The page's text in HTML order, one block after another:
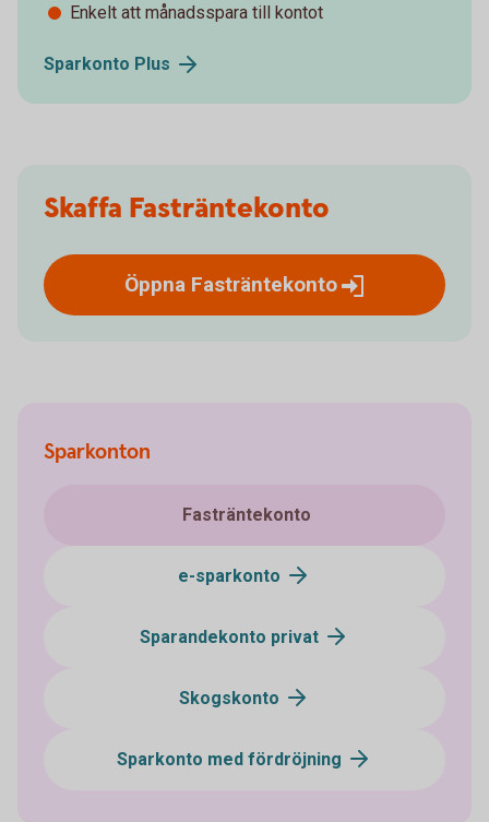
Enkelt att månadsspara till kontot
Sparkonto Plus
Skaffa Fasträntekonto
Öppna Fasträntekonto
Sparkonton
Fasträntekonto
e-sparkonto
Sparandekonto privat
Skogskonto
Sparkonto med fördröjning